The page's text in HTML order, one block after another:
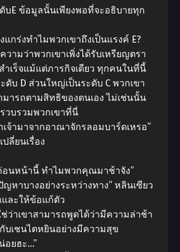
บE ข้อมูลนั้นเพียงพอที่จะอธิบายทุก
แกร่งทำไมพวกเขาถึงเป็นแรงค์ E?
วามว่าพวกเขาเพิ่งได้รับเหรียญตรา
ำเร็จแม้แต่ภารกิจเดียว ทุกคนในที่นี้
ดับ D ส่วนใหญ่เป็นระดับ C พวกเขา
ารถตามสิทธิของตนเอง ไม่เช่นนั้น
วบรวมพวกเขาที่นี่
าเจ้ามาจากอาณาจักรลอมบาร์ดเหรอ”
ลี่ยนเรื่อง
อนหน้านี้ ทำไมพวกคุณมาช้าจัง”
ญหาบางอย่างระหว่างทาง” หลินเซียว
และให้ข้อแก้ตัว
ว่าเขาสามารถพูดได้ว่ามีความล่าช้า
กับเชนไตหยินอย่างมีความสุข
ยฮะ…”